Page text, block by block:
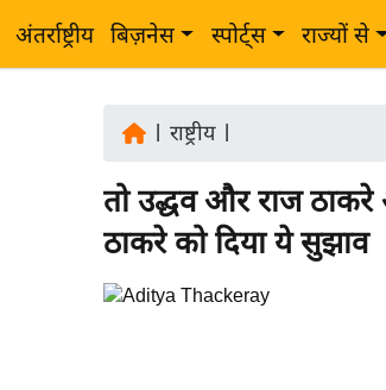
अंतर्राष्ट्रीय बिज़नेस स्पोर्ट्स राज्यों से
राष्ट्रीय|
तो उद्धव और राज
ठाकरे को दिया ये सुझाव